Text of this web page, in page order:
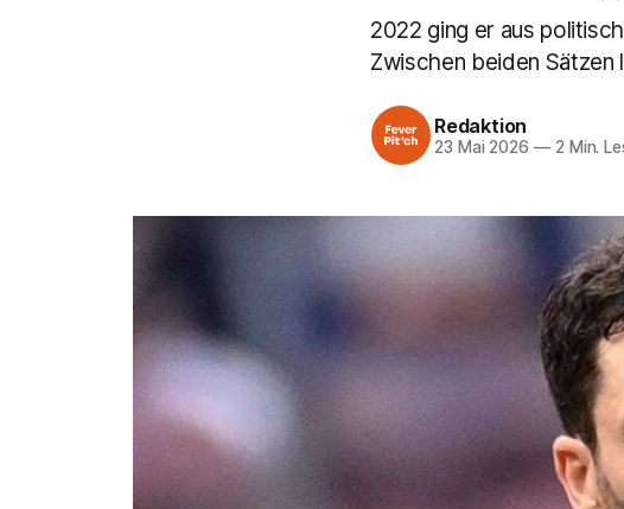
2022 ging er aus
Zwischen beiden
Redaktion
23 Mai 2026 —2 Min.